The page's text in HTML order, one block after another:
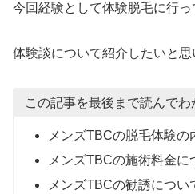
今回経験として体験脱毛に行っ
体験談について紹介したいと思
この記事を最後まで読んでわ
メンズTBCの脱毛体験の
メンズTBCの施術料金に
メンズTBCの勧誘につい